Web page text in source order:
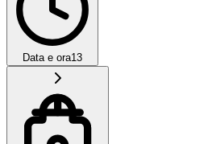
Data e ora13